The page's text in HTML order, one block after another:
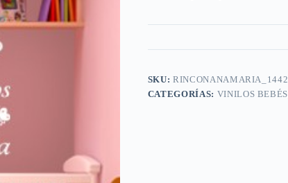
SKU:RINCONANAMARIA_1442
CATEGORÍAS: VINILOS BEBÉS